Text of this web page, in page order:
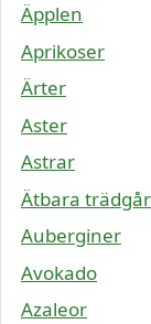
Äpplen
Aprikoser
Ärter
Aster
Astrar
Ätbara
Auberginer
Avokado
Azaleor